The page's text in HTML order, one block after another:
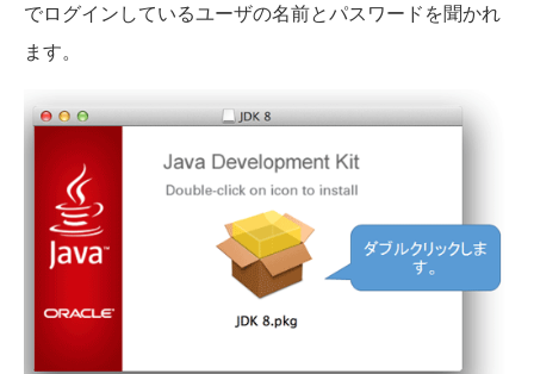
でログインしているユーザの名前とパスワードを聞かれ
ます。